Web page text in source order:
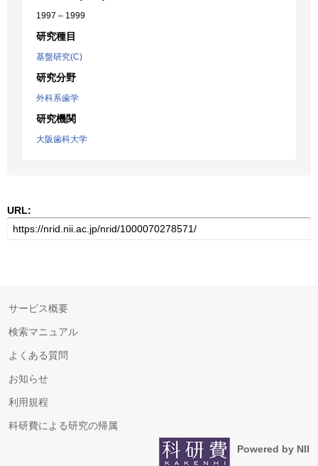
1997 – 1999
研究種目
基盤研究(C)
研究分野
外科系歯学
研究機関
大阪歯科大学
URL:
サービス概要
検索マニュアル
よくある質問
お知らせ
利用規程
科研費による研究の帰属
Powered by NII